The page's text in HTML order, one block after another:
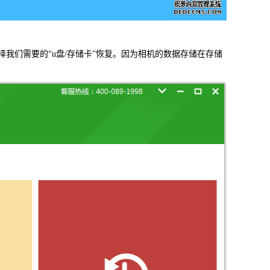
MAC版下载
需要的“u盘/存储卡”恢复。因为相机的数据存储在存储